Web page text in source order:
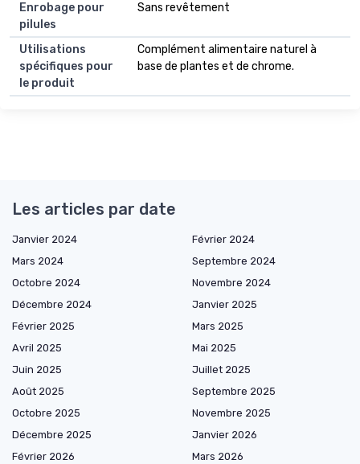
Enrobage pour
pilules
Sans revêtement
Utilisations
spécifiques pour
le produit
Complément alimentaire naturel à
base de plantes et de chrome.
Les articles par date
Janvier 2024
Février 2024
Mars 2024
Septembre 2024
Octobre 2024
Novembre 2024
Décembre 2024
Janvier 2025
Février 2025
Mars 2025
Avril 2025
Mai 2025
Juin 2025
Juillet 2025
Août 2025
Septembre 2025
Octobre 2025
Novembre 2025
Décembre 2025
Janvier 2026
Février 2026
Mars 2026